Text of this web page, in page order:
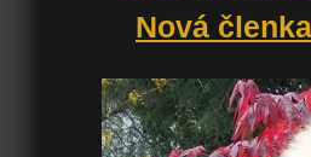
Nová